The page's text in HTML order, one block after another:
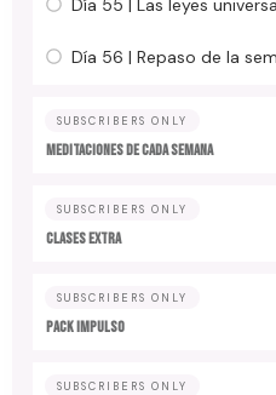
Día 55 | Las leyes
Día 56 | Repaso de la
SUBSCRIBERS ONLY
MEDITACIONES DE CADA SEMANA
SUBSCRIBERS ONLY
CLASES EXTRA
SUBSCRIBERS ONLY
PACK IMPULSO
SUBSCRIBERS ONLY